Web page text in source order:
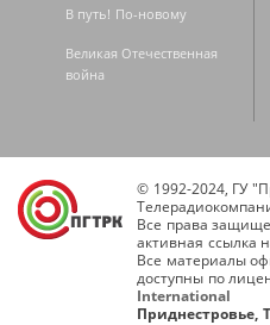
В путь! По-новому
Великая Отечественная
война
© 1992-2024, ГУ
Все права
активная ссылка
Все материалы
доступны по
International
Приднестровье,